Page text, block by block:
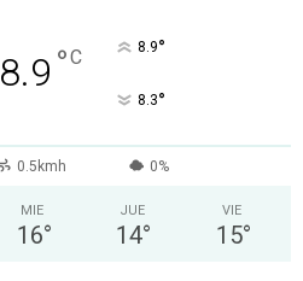
8.9 °C 8.9°
8.3°
0.5kmh 0%
MIE
16°
JUE
14°
VIE
15°